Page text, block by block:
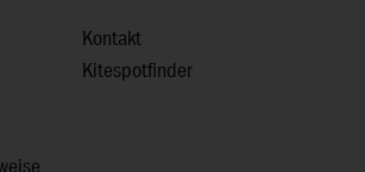
Kontakt
Kitespotfinder